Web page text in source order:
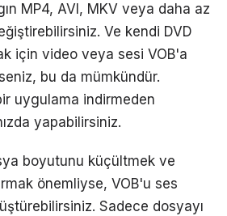
MP4, AVI, MKV veya daha az
Ve kendi DVD
için video veya sesi VOB'a
bu da mümkündür.
uygulama indirmeden
yapabilirsiniz.
boyutunu küçültmek ve
önemliyse, VOB'u ses
Sadece dosyayı